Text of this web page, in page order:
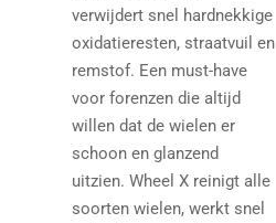
verwijdert snel hardnekkige
oxidatieresten, straatvuil en
remstof. Een must-have
voor forenzen die altijd
willen dat de wielen er
schoon en glanzend
uitzien. Wheel X reinigt alle
soorten wielen, werkt snel